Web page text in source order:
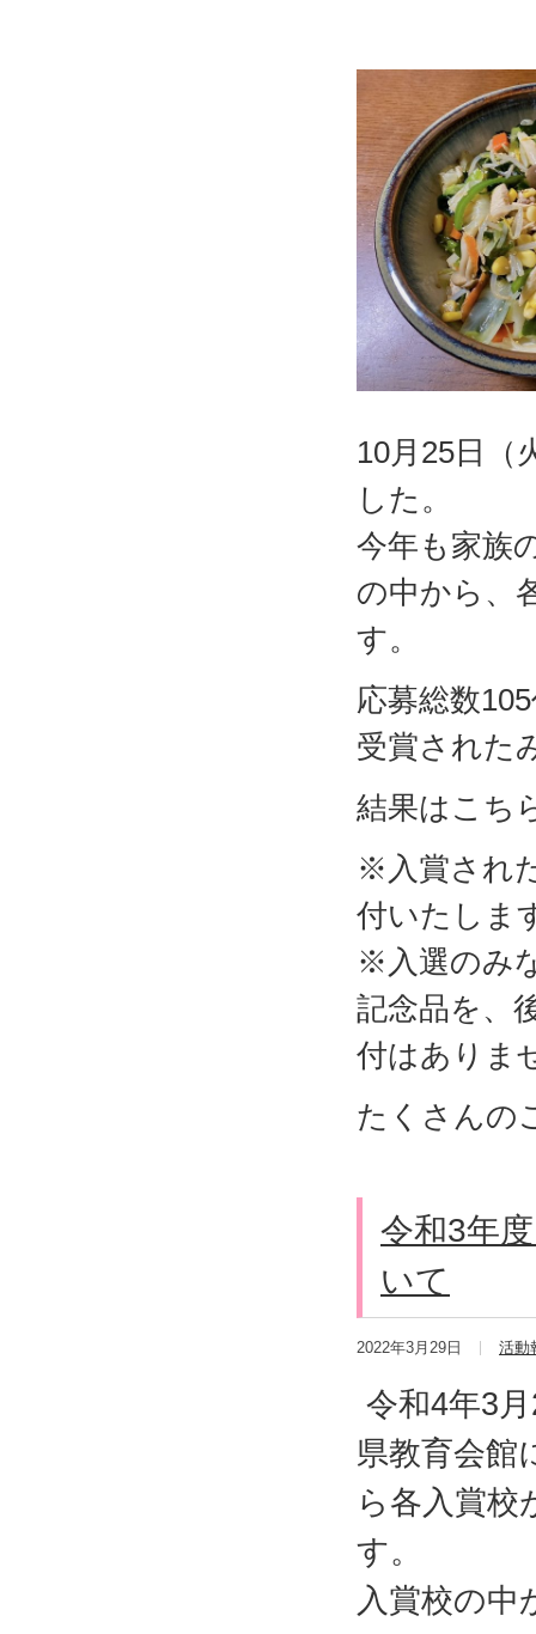
10月25日（
した。
今年も家族
の中から、
す。
応募総数
受賞された
結果はこち
※入賞され
付いたしま
※入選のみ
記念品を、
付はありま
たくさんの
令和3年
いて
2022年3月29日 活動
令和4年3
県教育会館
ら各入賞
す。
入賞校の中